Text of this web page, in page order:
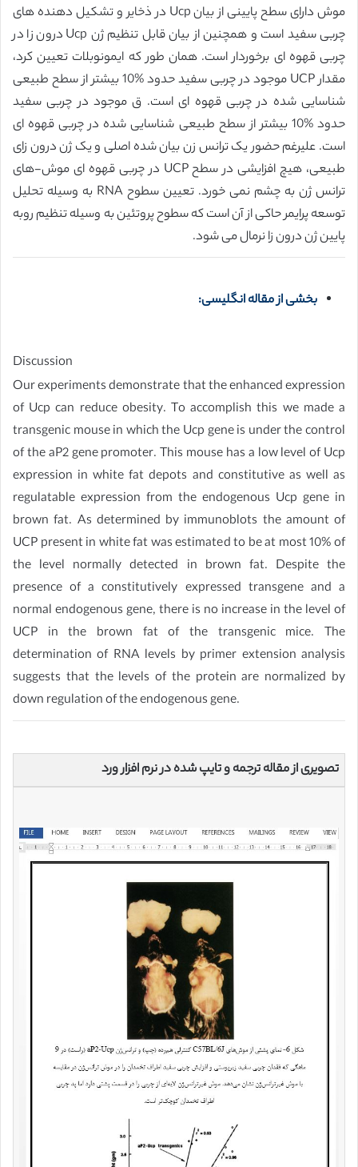
موش دارای سطح پایینی از بیان Ucp در ذخایر و تشکیل دهنده های
چربی سفید است و همچنین از بیان قابل تنظیم ژن Ucp درون زا در
چربی قهوه ای برخوردار است. همان طور که ایمونوبلات تعیین کرد،
مقدار UCP موجود در چربی سفید حدود %10 بیشتر از سطح طبیعی
شناسایی شده در چربی قهوه ای است. ق موجود در چربی سفید
حدود %10 بیشتر از سطح طبیعی شناسایی شده در چربی قهوه ای
است. علیرغم حضور یک ترانس زن بیان شده اصلی و یک ژن درون زای
طبیعی، هیچ افزایشی در سطح UCP در چربی قهوه ای موش-های
ترانس ژن به چشم نمی خورد. تعیین سطوح RNA به وسیله تحلیل
توسعه پرایمر حاکی از آن است که سطوح پروتئین به وسیله تنظیم روبه
پایین ژن درون زا نرمال می شود.
بخشی از مقاله انگلیسی:
Discussion
Our experiments demonstrate that the enhanced expression
of Ucp can reduce obesity. To accomplish this we made a
transgenic mouse in which the Ucp gene is under the control
of the aP2 gene promoter. This mouse has a low level of Ucp
expression in white fat depots and constitutive as well as
regulatable expression from the endogenous Ucp gene in
brown fat. As determined by immunoblots the amount of
UCP present in white fat was estimated to be at most 10% of
the level normally detected in brown fat. Despite the
presence of a constitutively expressed transgene and a
normal endogenous gene, there is no increase in the level of
UCP in the brown fat of the transgenic mice. The
determination of RNA levels by primer extension analysis
suggests that the levels of the protein are normalized by
down regulation of the endogenous gene.
تصویری از مقاله ترجمه و تایپ شده در نرم افزار ورد